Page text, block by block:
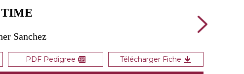
TIME
Sanchez
PDF Pedigree Télécharger Fiche